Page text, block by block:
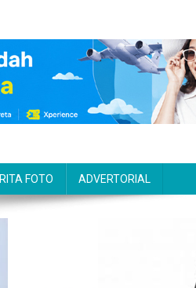
FOTO ADVERTORIAL